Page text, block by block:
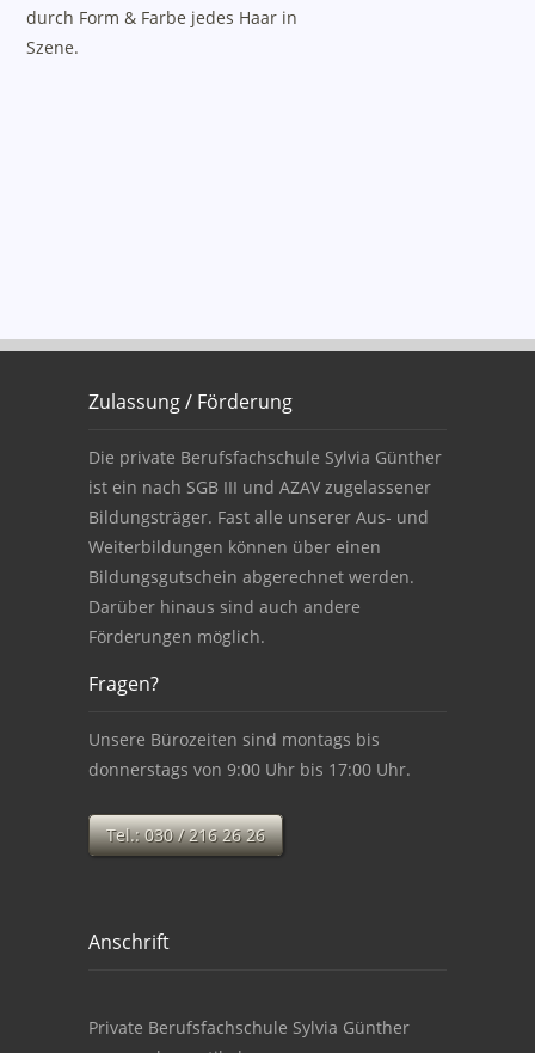
durch Form & Farbe jedes Haar in
Szene.
Zulassung, Förderung, Fragen, Anschrift
Zulassung / Förderung
Die private Berufsfachschule Sylvia Günther
ist ein nach SGB III und AZAV zugelassener
Bildungsträger. Fast alle unserer Aus- und
Weiterbildungen können über einen
Bildungsgutschein abgerechnet werden.
Darüber hinaus sind auch andere
Förderungen möglich.
Fragen?
Unsere Bürozeiten sind montags bis
donnerstags von 9:00 Uhr bis 17:00 Uhr.
Tel.: 030 / 216 26 26
Anschrift
Private Berufsfachschule Sylvia Günther